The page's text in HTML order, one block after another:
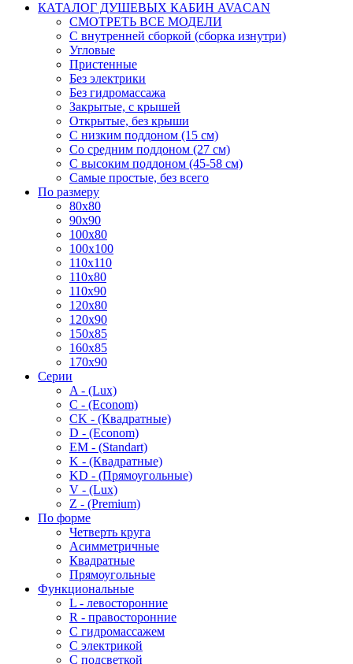
КАТАЛОГ ДУШЕВЫХ КАБИН AVACAN
СМОТРЕТЬ ВСЕ МОДЕЛИ
С внутренней сборкой (сборка изнутри)
Угловые
Пристенные
Без электрики
Без гидромассажа
Закрытые, с крышей
Открытые, без крыши
С низким поддоном (15 см)
Со средним поддоном (27 см)
С высоким поддоном (45-58 см)
Самые простые, без всего
По размеру
80x80
90x90
100x80
100x100
110x110
110x80
110x90
120x80
120x90
150x85
160x85
170x90
Серии
A - (Lux)
C - (Econom)
CK - (Квадратные)
D - (Econom)
EM - (Standart)
K - (Квадратные)
KD - (Прямоугольные)
V - (Lux)
Z - (Premium)
По форме
Четверть круга
Асимметричные
Квадратные
Прямоугольные
Функциональные
L - левосторонние
R - правосторонние
С гидромассажем
С электрикой
С подсветкой